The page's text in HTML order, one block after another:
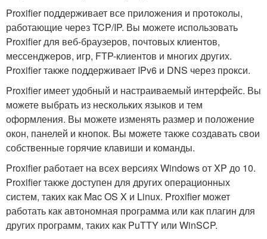
Proxifier поддерживает все приложения и протоколы,
работающие через TCP/IP. Вы можете использовать
Proxifier для веб-браузеров, почтовых клиентов,
мессенджеров, игр, FTP-клиентов и многих других.
Proxifier также поддерживает IPv6 и DNS через прокси.
Proxifier имеет удобный и настраиваемый интерфейс. Вы
можете выбрать из нескольких языков и тем
оформления. Вы можете изменять размер и положение
окон, панелей и кнопок. Вы можете также создавать свои
собственные горячие клавиши и команды.
Proxifier работает на всех версиях Windows от XP до 10.
Proxifier также доступен для других операционных
систем, таких как Mac OS X и Linux. Proxifier может
работать как автономная программа или как плагин для
других программ, таких как PuTTY или WinSCP.